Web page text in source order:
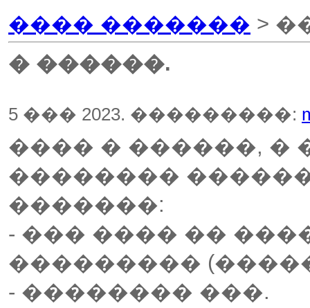
���� ������� >
� ������.
5 ��� 2023. ���������:
���� � ������, �
��������
�������:
- ��� ���� ��
���������
- �������� ���.